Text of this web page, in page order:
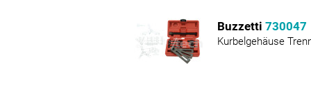
Buzzetti 730047
Kurbelgehäuse